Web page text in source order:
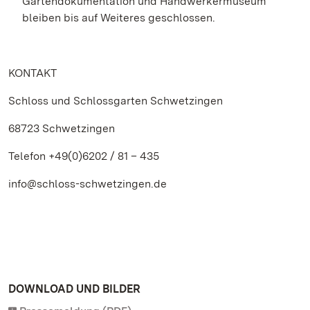
bleiben bis auf Weiteres geschlossen.
KONTAKT
Schloss und Schlossgarten Schwetzingen
68723 Schwetzingen
Telefon +49(0)6202 / 81 – 435
info@schloss-schwetzingen.de
DOWNLOAD UND BILDER